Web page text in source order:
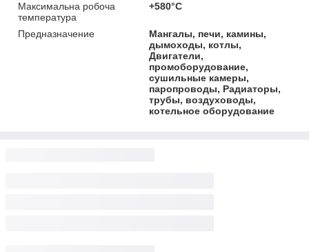
Максимальна робоча
температура
+580°C
Предназначение
Мангалы, печи, камины,
дымоходы, котлы,
Двигатели,
промоборудование,
сушильные камеры,
паропроводы, Радиаторы,
трубы, воздуховоды,
котельное оборудование